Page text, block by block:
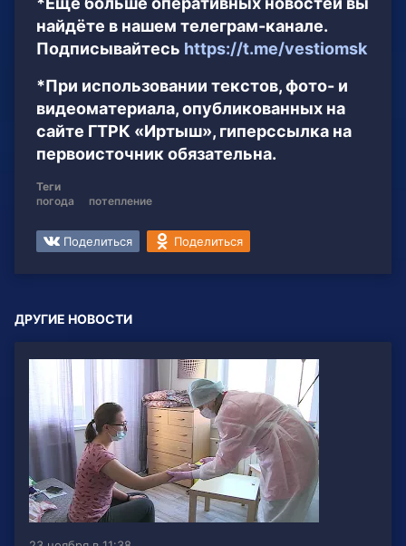
найдёте в нашем телеграм-канале.
Подписывайтесь https://t.me/vestiomsk
*При использовании текстов, фото- и
видеоматериала, опубликованных на
сайте ГТРК «Иртыш», гиперссылка на
первоисточник обязательна.
Теги
погода
потепление
Поделиться Поделиться
ДРУГИЕ НОВОСТИ